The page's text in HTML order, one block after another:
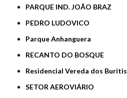
PARQUE IND. JOÃO BRAZ
PEDRO LUDOVICO
Parque Anhanguera
RECANTO DO BOSQUE
Residencial Vereda dos Buritis
SETOR AEROVIÁRIO